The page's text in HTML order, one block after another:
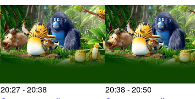
20:27 - 20:38
20:38 - 20:50